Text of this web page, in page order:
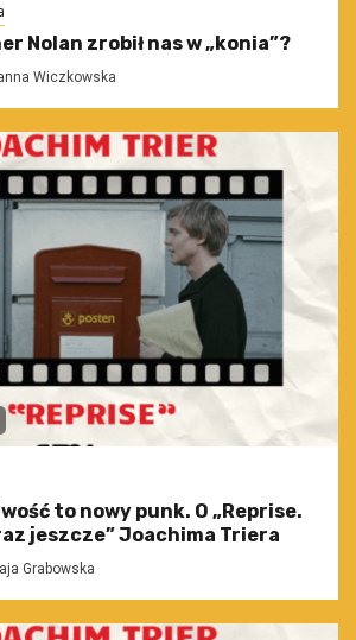
Nolan zrobił nas w „konia”?
Wiczkowska
to nowy punk. O „Reprise.
jeszcze” Joachima Triera
Grabowska